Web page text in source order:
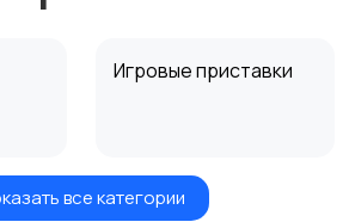
Игровые приставки
и
Книги и журналы
все категории